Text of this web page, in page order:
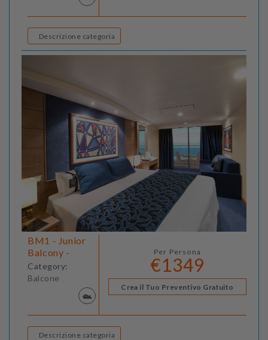
Descrizione categoria
BM1 - Junior
Balcony -
Category:
Balcone
Per Persona
€1349
Crea il Tuo Preventivo Gratuito
Descrizione categoria